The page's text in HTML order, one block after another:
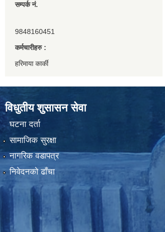
सम्पर्क नं.
9848160451
कर्मचारीहरु :
हरिमाया कार्की
विधुतीय शुसासन सेवा
घटना दर्ता
सामाजिक सुरक्षा
नागरिक वडापत्र
निवेदनको ढाँचा